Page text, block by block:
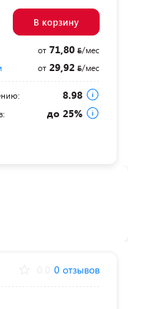
В корзину
от71,80
/мес
от29,92 /мес
8.98
до 25%
0 отзывов